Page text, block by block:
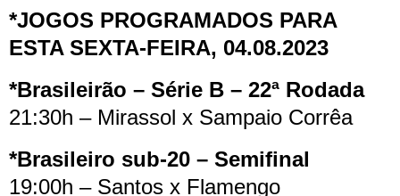
*JOGOS PROGRAMADOS PARA
ESTA SEXTA-FEIRA, 04.08.2023
*Brasileirão – Série B – 22ª Rodada
21:30h – Mirassol x Sampaio Corrêa
*Brasileiro sub-20 – Semifinal
19:00h – Santos x Flamengo